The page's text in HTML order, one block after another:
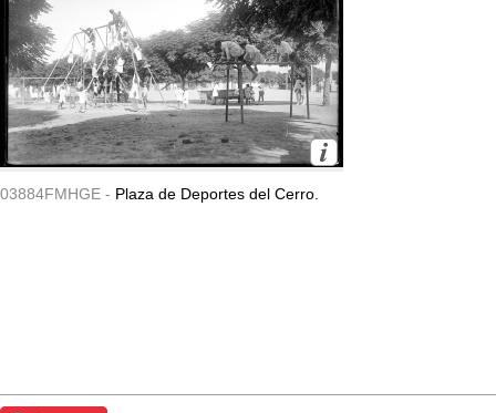
03884FMHGE - Plaza de Deportes del Cerro.